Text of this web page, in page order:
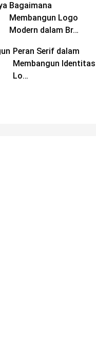
Bagaimana
Membangun Logo
Modern dalam Br…
Peran Serif dalam
Membangun Identitas
Lo…